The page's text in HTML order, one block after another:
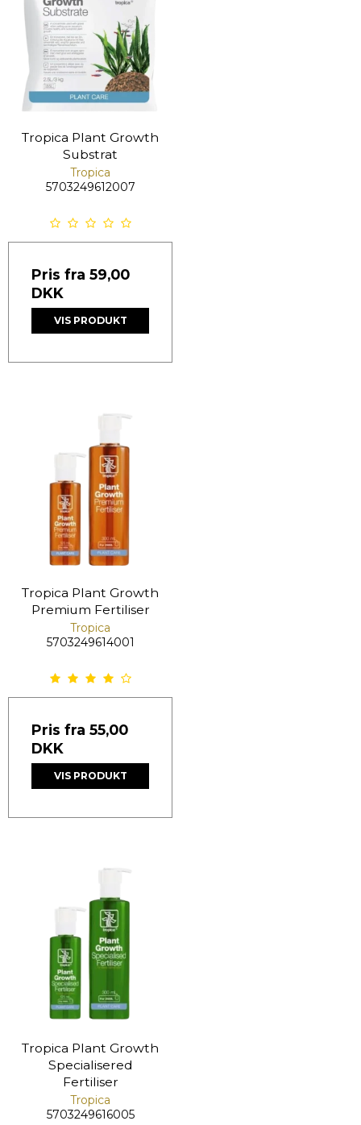
Tropica Plant Growth
Substrat
Tropica
5703249612007
Pris fra 59,00
DKK
VIS PRODUKT
Tropica Plant Growth
Premium Fertiliser
Tropica
5703249614001
Pris fra 55,00
DKK
VIS PRODUKT
Tropica Plant Growth
Specialisered
Fertiliser
Tropica
5703249616005